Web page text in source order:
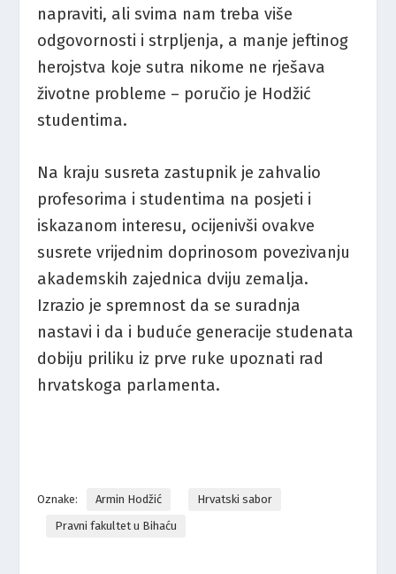
napraviti, ali svima nam treba više
odgovornosti i strpljenja, a manje jeftinog
herojstva koje sutra nikome ne rješava
životne probleme – poručio je Hodžić
studentima.
Na kraju susreta zastupnik je zahvalio
profesorima i studentima na posjeti i
iskazanom interesu, ocijenivši ovakve
susrete vrijednim doprinosom povezivanju
akademskih zajednica dviju zemalja.
Izrazio je spremnost da se suradnja
nastavi i da i buduće generacije studenata
dobiju priliku iz prve ruke upoznati rad
hrvatskoga parlamenta.
Oznake: Armin Hodžić
Hrvatski sabor
Pravni fakultet u Bihaću